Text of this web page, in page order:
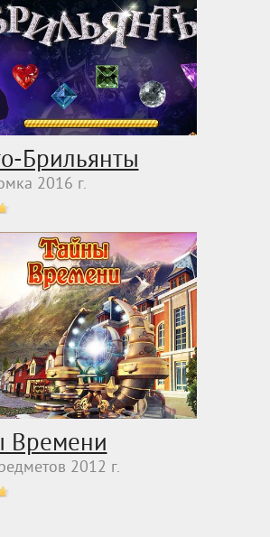
Брильянты
2016 г.
Времени
2012 г.